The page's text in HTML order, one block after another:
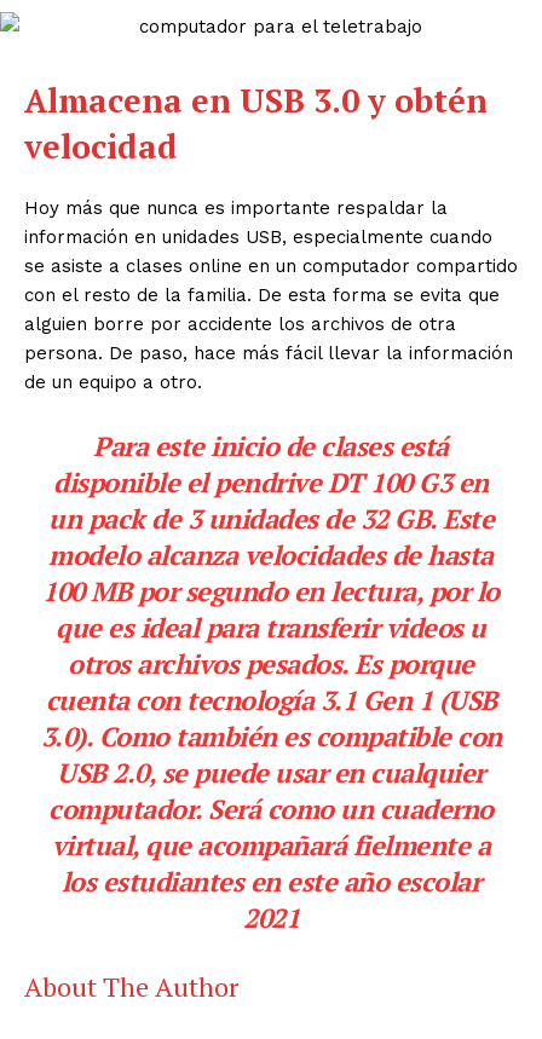
Almacena en USB 3.0 y obtén
velocidad
Hoy más que nunca es importante respaldar la
información en unidades USB, especialmente cuando
se asiste a clases online en un computador compartido
con el resto de la familia. De esta forma se evita que
alguien borre por accidente los archivos de otra
persona. De paso, hace más fácil llevar la información
de un equipo a otro.
Para este inicio de clases está
disponible el pendrive DT 100 G3 en
un pack de 3 unidades de 32 GB. Este
modelo alcanza velocidades de hasta
100 MB por segundo en lectura, por lo
que es ideal para transferir videos u
otros archivos pesados. Es porque
cuenta con tecnología 3.1 Gen 1 (USB
3.0). Como también es compatible con
USB 2.0, se puede usar en cualquier
computador. Será como un cuaderno
virtual, que acompañará fielmente a
los estudiantes en este año escolar
2021
About The Author